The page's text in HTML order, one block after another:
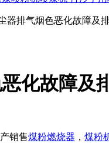
器排气烟色恶化故障及
化故障及
销售煤粉燃烧器 ， 煤粉